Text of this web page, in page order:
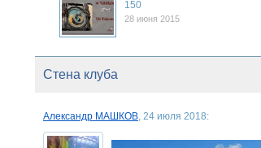
150
28 июня 2015
Стена клуба
Александр МАШКОВ, 24 июля 2018: